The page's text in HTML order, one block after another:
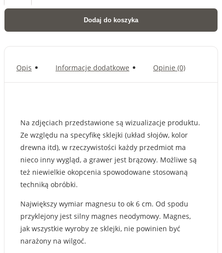
Parson
-
magnes
Dodaj do koszyka
Opis Informacje dodatkowe Opinie (0)
Na zdjęciach przedstawione są wizualizacje produktu.
Ze względu na specyfikę sklejki (układ słojów, kolor
drewna itd), w rzeczywistości każdy przedmiot ma
nieco inny wygląd, a grawer jest brązowy. Możliwe są
też niewielkie okopcenia spowodowane stosowaną
techniką obróbki.
Największy wymiar magnesu to ok 6 cm. Od spodu
przyklejony jest silny magnes neodymowy. Magnes,
jak wszystkie wyroby ze sklejki, nie powinien być
narażony na wilgoć.